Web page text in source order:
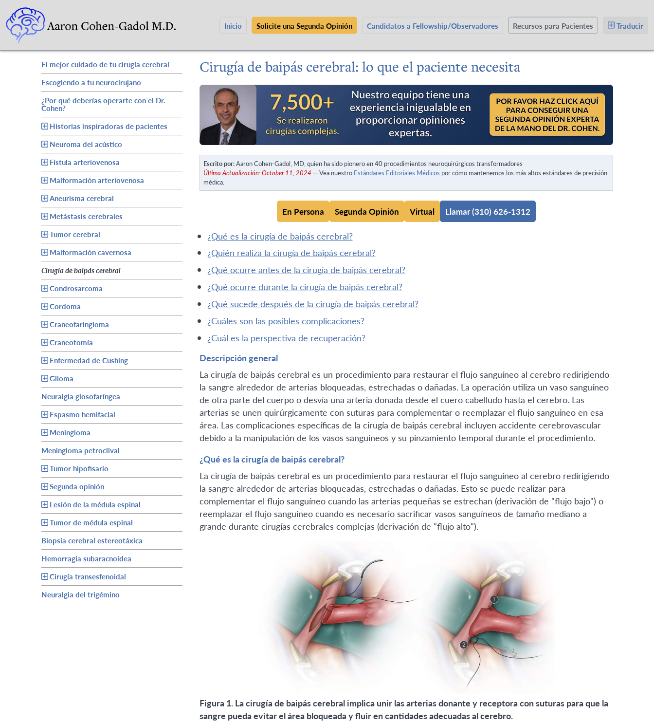
Inicio Solicite una Segunda Opinión Candidatos a Fellowship/Observadores Recursos para Pacientes Traducir
El mejor cuidado de tu cirugía cerebral
Escogiendo a tu neurocirujano
¿Por qué deberías operarte con el Dr.
Cohen?
Historias inspiradoras de pacientes
Neuroma del acústico
Fístula arteriovenosa
Malformación arteriovenosa
Aneurisma cerebral
Metástasis cerebrales
Tumor cerebral
Malformación cavernosa
Cirugía de baipás cerebral
Condrosarcoma
Cordoma
Craneofaringioma
Craneotomía
Enfermedad de Cushing
Glioma
Neuralgia glosofaríngea
Espasmo hemifacial
Meningioma
Meningioma petroclival
Tumor hipofisario
Segunda opinión
Lesión de la médula espinal
Tumor de médula espinal
Biopsia cerebral estereotáxica
Hemorragia subaracnoidea
Cirugía transesfenoidal
Neuralgia del trigémino
Cirugía de baipás cerebral: lo que el paciente necesita
Escrito por:Aaron Cohen-Gadol, MD, quien ha sido pionero en 40 procedimientos neuroquirúrgicos transformadores
Última Actualización: October 11, 2024 — Vea nuestro Estándares Editoriales Médicos por cómo mantenemos los más altos estándares de precisión
médica.
En Persona Segunda Opinión Virtual Llamar (310) 626-1312
¿qué es la cirugía de baipás cerebral?
¿quién realiza la cirugía de baipás cerebral?
¿qué ocurre antes de la cirugía de baipás cerebral?
¿qué ocurre durante la cirugía de baipás cerebral?
¿qué sucede después de la cirugía de baipás cerebral?
¿cuáles son las posibles complicaciones?
¿cuál es la perspectiva de recuperación?
Descripción general
La cirugía de baipás cerebral es un procedimiento para restaurar el flujo sanguíneo al cerebro redirigiendo
la sangre alrededor de arterias bloqueadas, estrechadas o dañadas. La operación utiliza un vaso sanguíneo
de otra parte del cuerpo o desvía una arteria donada desde el cuero cabelludo hasta el cerebro. Las
arterias se unen quirúrgicamente con suturas para complementar o reemplazar el flujo sanguíneo en esa
área. Las complicaciones específicas de la cirugía de baipás cerebral incluyen accidente cerebrovascular
debido a la manipulación de los vasos sanguíneos y su pinzamiento temporal durante el procedimiento.
¿Qué es la cirugía de baipás cerebral?
La cirugía de baipás cerebral es un procedimiento para restaurar el flujo sanguíneo al cerebro redirigiendo
la sangre alrededor de arterias bloqueadas, estrechadas o dañadas. Esto se puede realizar para
complementar el flujo sanguíneo cuando las arterias pequeñas se estrechan (derivación de "flujo bajo") o
reemplazar el flujo sanguíneo cuando es necesario sacrificar vasos sanguíneos de tamaño mediano a
grande durante cirugías cerebrales complejas (derivación de "flujo alto").
Figura 1. La cirugía de baipás cerebral implica unir las arterias donante y receptora con suturas para que la
sangre pueda evitar el área bloqueada y fluir en cantidades adecuadas al cerebro.